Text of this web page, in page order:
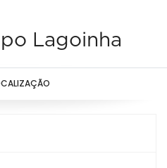
Lagoinha